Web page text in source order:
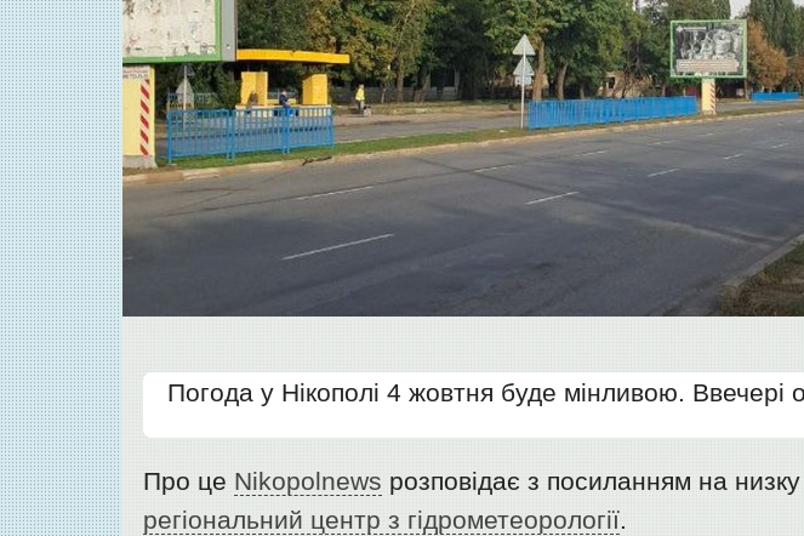
Погода у Нікополі 4 жовтня буде мінливою. Ввечері
Про це Nikopolnews розповідає з посиланням на
регіональний центр з гідрометеорології.